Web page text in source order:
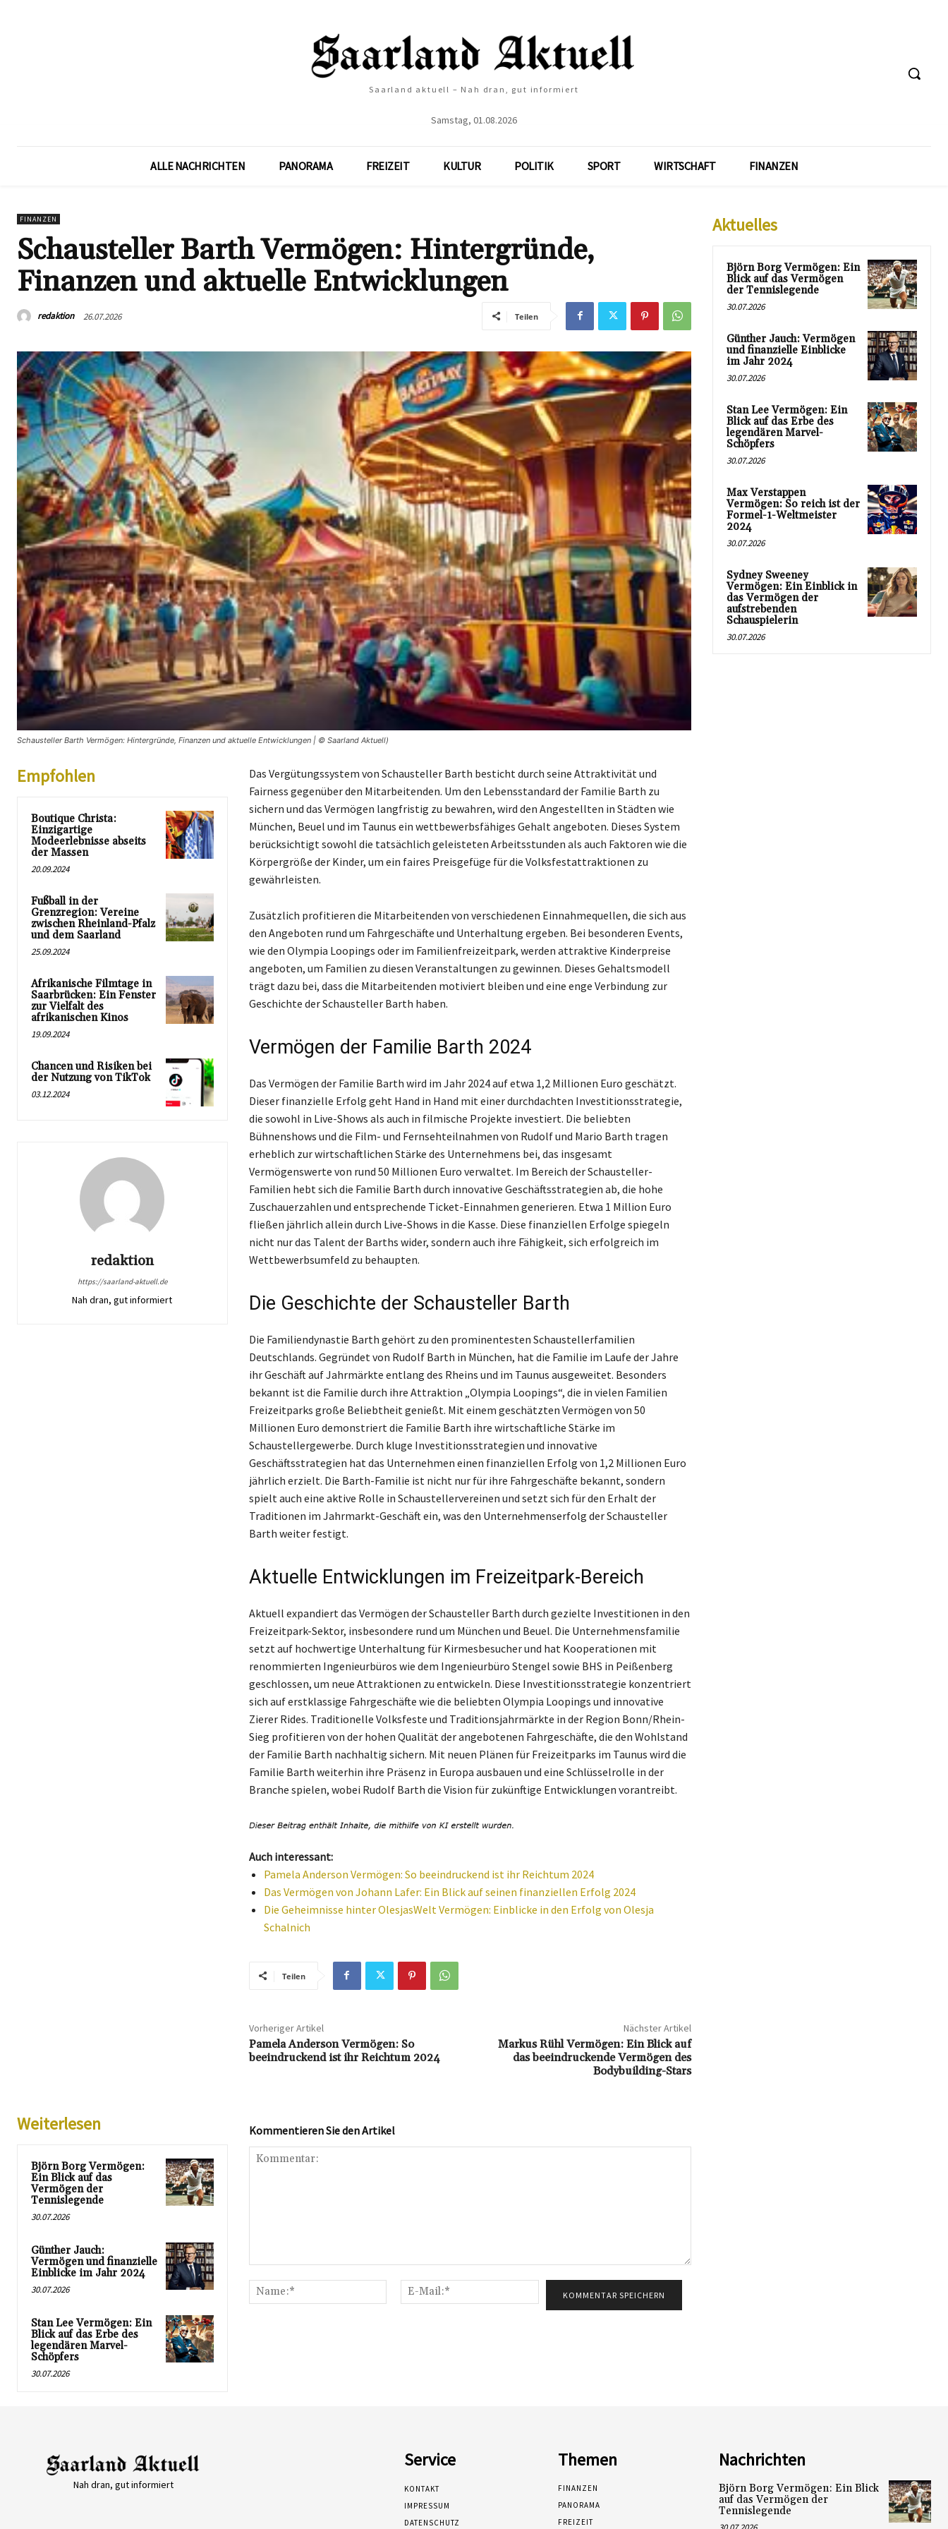
Saarland aktuell – Nah dran, gut informiert
Samstag, 01.08.2026
ALLE NACHRICHTEN PANORAMA FREIZEIT KULTUR POLITIK SPORT WIRTSCHAFT FINANZEN
FINANZEN
Schausteller Barth Vermögen: Hintergründe,
Finanzen und aktuelle Entwicklungen
redaktion 26.07.2026 Teilen
Schausteller Barth Vermögen: Hintergründe, Finanzen und aktuelle Entwicklungen | © Saarland Aktuell)
Empfohlen
Boutique Christa:
Einzigartige
Modeerlebnisse abseits
der Massen
20.09.2024
Fußball in der
Grenzregion: Vereine
zwischen Rheinland-Pfalz
und dem Saarland
25.09.2024
Afrikanische Filmtage in
Saarbrücken: Ein Fenster
zur Vielfalt des
afrikanischen Kinos
19.09.2024
Chancen und Risiken bei
der Nutzung von TikTok
03.12.2024
redaktion
https://saarland-aktuell.de
Nah dran, gut informiert
Das Vergütungssystem von Schausteller Barth besticht durch seine Attraktivität und
Fairness gegenüber den Mitarbeitenden. Um den Lebensstandard der Familie Barth zu
sichern und das Vermögen langfristig zu bewahren, wird den Angestellten in Städten wie
München, Beuel und im Taunus ein wettbewerbsfähiges Gehalt angeboten. Dieses System
berücksichtigt sowohl die tatsächlich geleisteten Arbeitsstunden als auch Faktoren wie die
Körpergröße der Kinder, um ein faires Preisgefüge für die Volksfestattraktionen zu
gewährleisten.
Zusätzlich profitieren die Mitarbeitenden von verschiedenen Einnahmequellen, die sich aus
den Angeboten rund um Fahrgeschäfte und Unterhaltung ergeben. Bei besonderen Events,
wie den Olympia Loopings oder im Familienfreizeitpark, werden attraktive Kinderpreise
angeboten, um Familien zu diesen Veranstaltungen zu gewinnen. Dieses Gehaltsmodell
trägt dazu bei, dass die Mitarbeitenden motiviert bleiben und eine enge Verbindung zur
Geschichte der Schausteller Barth haben.
Vermögen der Familie Barth 2024
Das Vermögen der Familie Barth wird im Jahr 2024 auf etwa 1,2 Millionen Euro geschätzt.
Dieser finanzielle Erfolg geht Hand in Hand mit einer durchdachten Investitionsstrategie,
die sowohl in Live-Shows als auch in filmische Projekte investiert. Die beliebten
Bühnenshows und die Film- und Fernsehteilnahmen von Rudolf und Mario Barth tragen
erheblich zur wirtschaftlichen Stärke des Unternehmens bei, das insgesamt
Vermögenswerte von rund 50 Millionen Euro verwaltet. Im Bereich der Schausteller-
Familien hebt sich die Familie Barth durch innovative Geschäftsstrategien ab, die hohe
Zuschauerzahlen und entsprechende Ticket-Einnahmen generieren. Etwa 1 Million Euro
fließen jährlich allein durch Live-Shows in die Kasse. Diese finanziellen Erfolge spiegeln
nicht nur das Talent der Barths wider, sondern auch ihre Fähigkeit, sich erfolgreich im
Wettbewerbsumfeld zu behaupten.
Die Geschichte der Schausteller Barth
Die Familiendynastie Barth gehört zu den prominentesten Schaustellerfamilien
Deutschlands. Gegründet von Rudolf Barth in München, hat die Familie im Laufe der Jahre
ihr Geschäft auf Jahrmärkte entlang des Rheins und im Taunus ausgeweitet. Besonders
bekannt ist die Familie durch ihre Attraktion „Olympia Loopings“, die in vielen Familien
Freizeitparks große Beliebtheit genießt. Mit einem geschätzten Vermögen von 50
Millionen Euro demonstriert die Familie Barth ihre wirtschaftliche Stärke im
Schaustellergewerbe. Durch kluge Investitionsstrategien und innovative
Geschäftsstrategien hat das Unternehmen einen finanziellen Erfolg von 1,2 Millionen Euro
jährlich erzielt. Die Barth-Familie ist nicht nur für ihre Fahrgeschäfte bekannt, sondern
spielt auch eine aktive Rolle in Schaustellervereinen und setzt sich für den Erhalt der
Traditionen im Jahrmarkt-Geschäft ein, was den Unternehmenserfolg der Schausteller
Barth weiter festigt.
Aktuelle Entwicklungen im Freizeitpark-Bereich
Aktuell expandiert das Vermögen der Schausteller Barth durch gezielte Investitionen in den
Freizeitpark-Sektor, insbesondere rund um München und Beuel. Die Unternehmensfamilie
setzt auf hochwertige Unterhaltung für Kirmesbesucher und hat Kooperationen mit
renommierten Ingenieurbüros wie dem Ingenieurbüro Stengel sowie BHS in Peißenberg
geschlossen, um neue Attraktionen zu entwickeln. Diese Investitionsstrategie konzentriert
sich auf erstklassige Fahrgeschäfte wie die beliebten Olympia Loopings und innovative
Zierer Rides. Traditionelle Volksfeste und Traditionsjahrmärkte in der Region Bonn/Rhein-
Sieg profitieren von der hohen Qualität der angebotenen Fahrgeschäfte, die den Wohlstand
der Familie Barth nachhaltig sichern. Mit neuen Plänen für Freizeitparks im Taunus wird die
Familie Barth weiterhin ihre Präsenz in Europa ausbauen und eine Schlüsselrolle in der
Branche spielen, wobei Rudolf Barth die Vision für zukünftige Entwicklungen vorantreibt.
Auch interessant:
Pamela Anderson Vermögen: So beeindruckend ist ihr Reichtum 2024
Das Vermögen von Johann Lafer: Ein Blick auf seinen finanziellen Erfolg 2024
Die Geheimnisse hinter OlesjasWelt Vermögen: Einblicke in den Erfolg von Olesja
Schalnich
Teilen
Vorheriger Artikel
Pamela Anderson Vermögen: So
beeindruckend ist ihr Reichtum 2024
Nächster Artikel
Markus Rühl Vermögen: Ein Blick auf
das beeindruckende Vermögen des
Bodybuilding-Stars
Weiterlesen
Björn Borg Vermögen:
Ein Blick auf das
Vermögen der
Tennislegende
30.07.2026
Günther Jauch:
Vermögen und finanzielle
Einblicke im Jahr 2024
30.07.2026
Stan Lee Vermögen: Ein
Blick auf das Erbe des
legendären Marvel-
Schöpfers
30.07.2026
Kommentieren Sie den Artikel
Name:*
Mail:*
Aktuelles
Björn Borg Vermögen: Ein
Blick auf das Vermögen
der Tennislegende
30.07.2026
Günther Jauch: Vermögen
und finanzielle Einblicke
im Jahr 2024
30.07.2026
Stan Lee Vermögen: Ein
Blick auf das Erbe des
legendären Marvel-
Schöpfers
30.07.2026
Max Verstappen
Vermögen: So reich ist der
Formel-1-Weltmeister
2024
30.07.2026
Sydney Sweeney
Vermögen: Ein Einblick in
das Vermögen der
aufstrebenden
Schauspielerin
30.07.2026
Nah dran, gut informiert
Service
KONTAKT
IMPRESSUM
DATENSCHUTZ
Themen
FINANZEN
PANORAMA
FREIZEIT
Nachrichten
Björn Borg Vermögen: Ein Blick
auf das Vermögen der
Tennislegende